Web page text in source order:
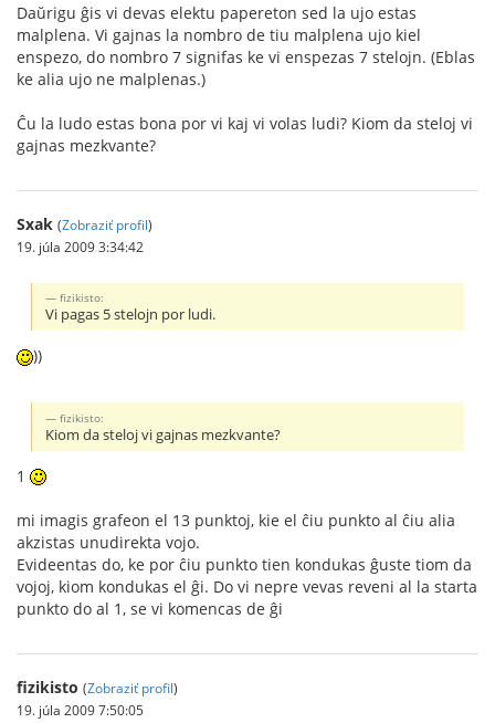
Daŭrigu ĝis vi devas elektu papereton sed la ujo estas
malplena. Vi gajnas la nombro de tiu malplena ujo kiel
enspezo, do nombro 7 signifas ke vi enspezas 7 stelojn. (Eblas
ke alia ujo ne malplenas.)
Ĉu la ludo estas bona por vi kaj vi volas ludi? Kiom da steloj vi
gajnas mezkvante?
Sxak (Zobraziť profil)
19. júla 2009 3:34:42
fizikisto:
Vi pagas 5 stelojn por ludi.
))
fizikisto:
Kiom da steloj vi gajnas mezkvante?
1
mi imagis grafeon el 13 punktoj, kie el ĉiu punkto al ĉiu alia
akzistas unudirekta vojo.
Evideentas do, ke por ĉiu punkto tien kondukas ĝuste tiom da
vojoj, kiom kondukas el ĝi. Do vi nepre vevas reveni al la starta
punkto do al 1, se vi komencas de ĝi
fizikisto (Zobraziť profil)
19. júla 2009 7:50:05